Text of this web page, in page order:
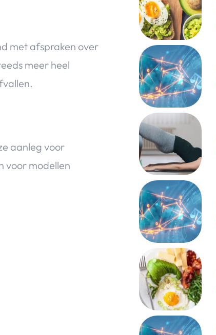
met afspraken over
meer heel
aanleg voor
voor modellen